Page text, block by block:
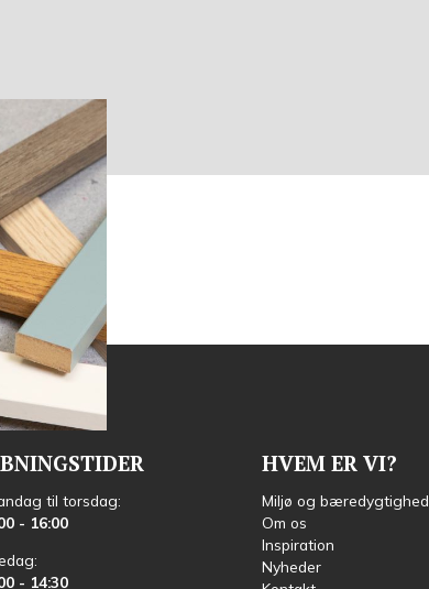
til torsdag:
- 16:00
- 14:30
HVEM ER VI?
Miljø og bæredygtighed
Om os
Inspiration
Nyheder